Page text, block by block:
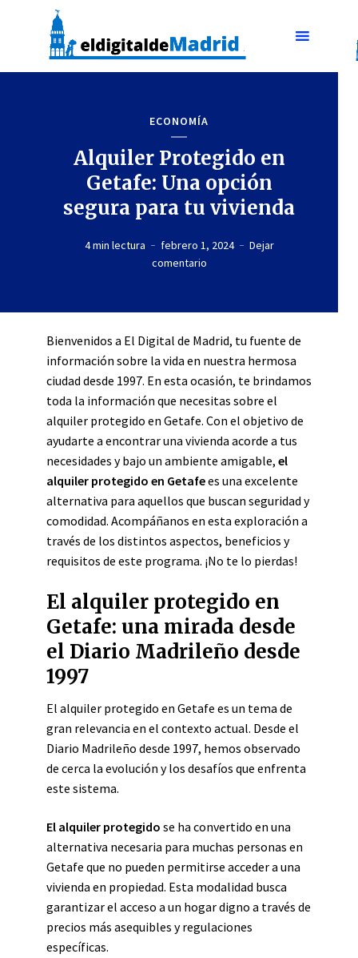
ECONOMÍA
Alquiler Protegido en
Getafe: Una opción
segura para tu vivienda
4 min lectura febrero 1, 2024
Dejar
comentario
Bienvenidos a El Digital de Madrid, tu fuente de
información sobre la vida en nuestra hermosa
ciudad desde 1997. En esta ocasión, te brindamos
toda la información que necesitas sobre el
alquiler protegido en Getafe. Con el objetivo de
ayudarte a encontrar una vivienda acorde a tus
necesidades y bajo un ambiente amigable, el
alquiler protegido en Getafees una excelente
alternativa para aquellos que buscan seguridad y
comodidad. Acompáñanos en esta exploración a
través de los distintos aspectos, beneficios y
requisitos de este programa. ¡No te lo pierdas!
El alquiler protegido en
Getafe: una mirada desde
el Diario Madrileño desde
1997
El alquiler protegido en Getafe es un tema de
gran relevancia en el contexto actual. Desde el
Diario Madrileño desde 1997, hemos observado
de cerca la evolución y los desafíos que enfrenta
este sistema.
El alquiler protegido se ha convertido en una
alternativa necesaria para muchas personas en
Getafe que no pueden permitirse acceder a una
vivienda en propiedad. Esta modalidad busca
garantizar el acceso a un hogar digno a través de
precios más asequibles y regulaciones
específicas.